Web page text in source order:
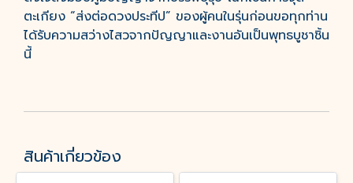
ตะเกียง “ส่งต่อดวงประทีป” ของผู้คนในรุ่นก่อนขอทุกท่าน
ได้รับความสว่างไสวจากปัญญาและงานอันเป็นพุทธบูชาชิ้น
นี้
สินค้าเกี่ยวข้อง